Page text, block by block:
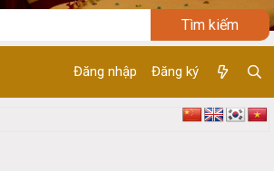
Đăng nhập Đăng ký